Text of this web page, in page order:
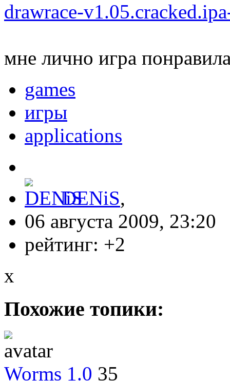
drawrace-
мне лично игра
games
игры
applications
DENiS,
06 августа 2009, 23:20
рейтинг: +2
x
Похожие топики:
Worms 1.0 35